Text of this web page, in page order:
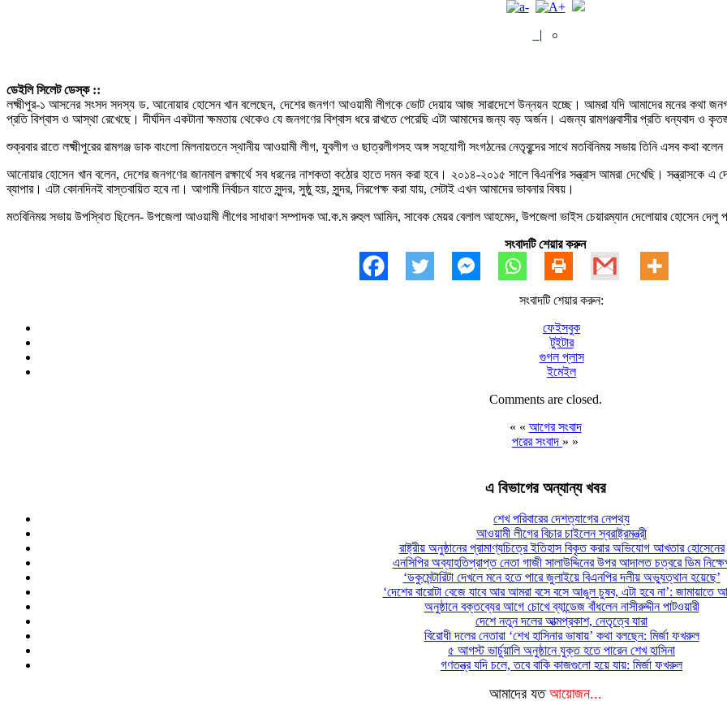
| ০
ডেইলি সিলেট ডেস্ক ::
লক্ষ্মীপুর-১ আসনের সংসদ সদস্য ড. আনোয়ার হোসেন খান বলেছেন, দেশের জনগণ আওয়ামী লীগকে ভোট দেয়ায় আজ সারাদেশে উন্নয়ন হচ্ছে। আমরা যদি আমাদের মনের কথা
প্রতি বিশ্বাস ও আস্থা রেখেছে। দীর্ঘদিন একটানা ক্ষমতায় থেকেও যে জনগণের বিশ্বাস ধরে রাখতে পেরেছি এটা আমাদের জন্য বড় অর্জন। এজন্য রামগঞ্জবাসীর প্রতি ধন্যবাদ ও
শুক্রবার রাতে লক্ষ্মীপুরের রামগঞ্জ ডাক বাংলো মিলনায়তনে স্থানীয় আওয়ামী লীগ, যুবলীগ ও ছাত্রলীগসহ অঙ্গ সহযোগী সংগঠনের নেতৃবৃন্দের সাথে মতবিনিময় সভায় তিনি এসব কথা
আনোয়ার হোসেন খান বলেন, দেশের জনগণের জানমাল রক্ষার্থে সব ধরনের নাশকতা কঠোর হাতে দমন করা হবে। ২০১৪-২০১৫ সালে বিএনপির সন্ত্রাস আমরা দেখেছি। সন্ত্রাসকে
ব্যাপার। এটা কোনদিনই বাস্তবায়িত হবে না। আগামী নির্বাচন যাতে সুন্দর, সুষ্ঠু হয়, সুন্দর, নিরপেক্ষ করা যায়, সেটাই এখন আমাদের ভাবনার বিষয়।
মতবিনিময় সভায় উপস্থিত ছিলেন- উপজেলা আওয়ামী লীগের সাধারণ সম্পাদক আ.ক.ম রুহুল আমিন, সাবেক মেয়র বেলাল আহমেদ, উপজেলা ভাইস চেয়ারম্যান দেলোয়ার হোসেন দেলু
সংবাদটি শেয়ার করুন
সংবাদটি শেয়ার করুন:
ফেইসবুক
টুইটার
গুগল প্লাস
ইমেইল
Comments are closed.
« « আগের সংবাদ
পরের সংবাদ » »
এ বিভাগের অন্যান্য খবর
শেখ পরিবারের দেশত্যাগের নেপথ্য
আওয়ামী লীগের বিচার চাইলেন স্বরাষ্ট্রমন্ত্রী
রাষ্ট্রীয় অনুষ্ঠানের প্রামাণ্যচিত্রে ইতিহাস বিকৃত করার অভিযোগ আখতার হোসেনের
এনসিপির অব্যাহতিপ্রাপ্ত নেতা গাজী সালাউদ্দিনের উপর আদালত চত্বরে ডিম
‘ডকুমেন্টারিটা দেখলে মনে হতে পারে জুলাইয়ে বিএনপির দলীয় অভ্যুত্থান হয়েছে’
‘দেশের বারোটা বেজে যাবে আর আমরা বসে বসে আঙুল চুষব, এটা হবে না’: জামায়াতে
অনুষ্ঠানে বক্তব্যের আগে চোখে ব্যান্ডেজ বাঁধলেন নাসীরুদ্দীন পাটওয়ারী
দেশে নতুন দলের আত্মপ্রকাশ, নেতৃত্বে যারা
বিরোধী দলের নেতারা ‘শেখ হাসিনার ভাষায়’ কথা বলছেন: মির্জা ফখরুল
৫ আগস্ট ভার্চুয়ালি অনুষ্ঠানে যুক্ত হতে পারেন শেখ হাসিনা
গণতন্ত্র যদি চলে, তবে বাকি কাজগুলো হয়ে যায়: মির্জা ফখরুল
আমাদের যত আয়োজন...